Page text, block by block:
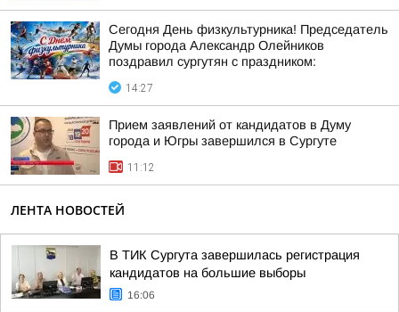
Сегодня День физкультурника! Председатель
Думы города Александр Олейников
поздравил сургутян с праздником:
14:27
Прием заявлений от кандидатов в Думу
города и Югры завершился в Сургуте
11:12
ЛЕНТА НОВОСТЕЙ
В ТИК Сургута завершилась регистрация
кандидатов на большие выборы
16:06